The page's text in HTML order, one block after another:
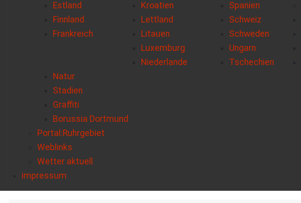
Estland
Finnland
Frankreich
Kroatien
Lettland
Litauen
Luxemburg
Niederlande
Spanien
Schweiz
Schweden
Ungarn
Tschechien
Natur
Stadien
Graffiti
Borussia Dortmund
Portal:Ruhrgebiet
Weblinks
Wetter aktuell
impressum